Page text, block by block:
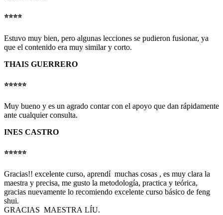
⭐️⭐️⭐️⭐️
Estuvo muy bien, pero algunas lecciones se pudieron fusionar, ya
que el contenido era muy similar y corto.
THAIS GUERRERO
⭐️⭐️⭐️⭐️⭐️
Muy bueno y es un agrado contar con el apoyo que dan rápidamente
ante cualquier consulta.
INES CASTRO
⭐️⭐️⭐️⭐️⭐️
Gracias!! excelente curso, aprendí muchas cosas , es muy clara la
maestra y precisa, me gusto la metodología, practica y teórica,
gracias nuevamente lo recomiendo excelente curso básico de feng
shui.
GRACIAS MAESTRA LÍU.